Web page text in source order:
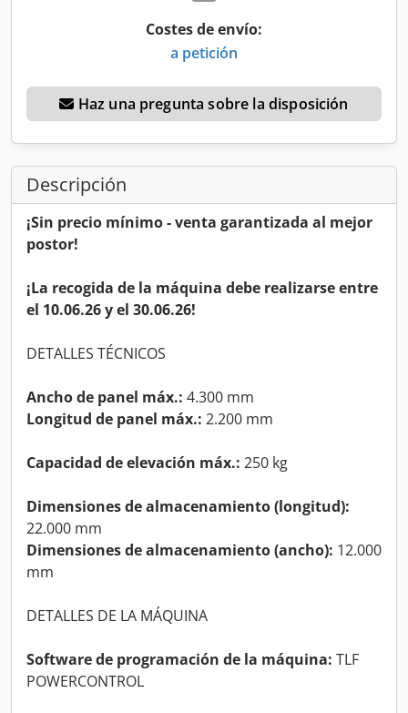
Costes de envío:
a petición
Haz una pregunta sobre la disposición
Descripción
¡Sin precio mínimo - venta garantizada al mejor
postor!
¡La recogida de la máquina debe realizarse entre
el 10.06.26 y el 30.06.26!
DETALLES TÉCNICOS
Ancho de panel máx.: 4.300 mm
Longitud de panel máx.: 2.200 mm
Capacidad de elevación máx.: 250 kg
Dimensiones de almacenamiento (longitud):
22.000 mm
Dimensiones de almacenamiento (ancho): 12.000
mm
DETALLES DE LA MÁQUINA
Software de programación de la máquina: TLF
POWERCONTROL